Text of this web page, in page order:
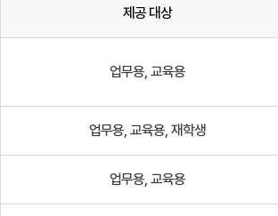
제공 대상
업무용, 교육용
업무용, 교육용, 재학생
업무용, 교육용